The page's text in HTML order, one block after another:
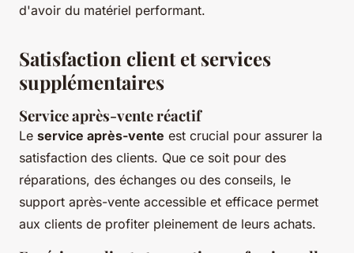
d'avoir du matériel performant.
Satisfaction client et services
supplémentaires
Service après-vente réactif
Le service après-vente est crucial pour assurer la
satisfaction des clients. Que ce soit pour des
réparations, des échanges ou des conseils, le
support après-vente accessible et efficace permet
aux clients de profiter pleinement de leurs achats.